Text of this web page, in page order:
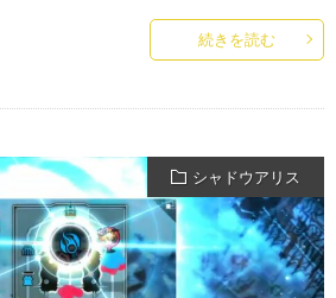
続きを読む
シャドウアリス